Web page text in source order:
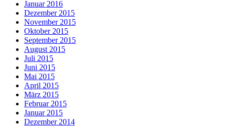
Januar 2016
Dezember 2015
November 2015
Oktober 2015
September 2015
August 2015
Juli 2015
Juni 2015
Mai 2015
April 2015
März 2015
Februar 2015
Januar 2015
Dezember 2014